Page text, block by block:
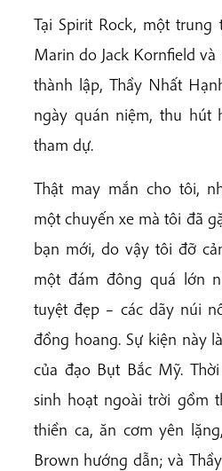
Tại Spirit Rock, một
Marin do Jack Kornfield
thành lập, Thầy Nhất
ngày quán niệm, thu hút
tham dự.
Thật may mắn cho tôi,
một chuyến xe mà tôi đã
bạn mới, do vậy tôi đỡ
một đám đông quá lớn
tuyệt đẹp – các dãy núi
đồng hoang. Sự kiện này
của đạo Bụt Bắc Mỹ.
sinh hoạt ngoài trời gồm
thiền ca, ăn cơm yên
Brown hướng dẫn; và